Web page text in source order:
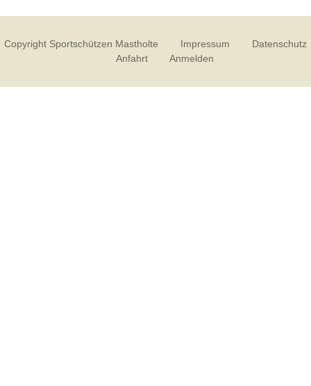
Copyright Sportschützen Mastholte Impressum
Datenschutz
Anfahrt
Anmelden